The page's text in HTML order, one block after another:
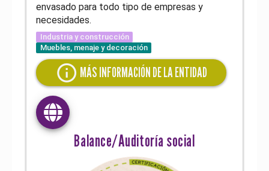
envasado para todo tipo de empresas y
necesidades.
Industria y construcción
Muebles, menaje y decoración
info MÁS INFORMACIÓN DE LA ENTIDAD
Balance/Auditoría social